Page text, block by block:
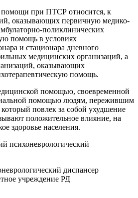
помощи при ПТСР относится, к
оказывающих первичную медико-
поликлинических
помощь в условиях
и стационара дневного
медицинских организаций, а
оказывающих
помощь.
помощью, своевременной
помощью людям, пережившим
повлек за собой ухудшение
положительное влияние, на
здоровье населения.
диспансер
учреждение РД